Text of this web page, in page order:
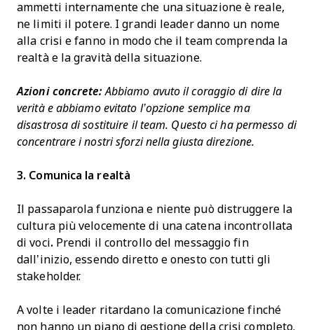
ammetti internamente che una situazione è reale,
ne limiti il potere. I grandi leader danno un nome
alla crisi e fanno in modo che il team comprenda la
realtà e la gravità della situazione.
Azioni concrete: Abbiamo avuto il coraggio di dire la
verità e abbiamo evitato l’opzione semplice ma
disastrosa di sostituire il team. Questo ci ha permesso di
concentrare i nostri sforzi nella giusta direzione.
3. Comunica la realtà
Il passaparola funziona e niente può distruggere la
cultura più velocemente di una catena incontrollata
di voci. Prendi il controllo del messaggio fin
dall’inizio, essendo diretto e onesto con tutti gli
stakeholder.
A volte i leader ritardano la comunicazione finché
non hanno un piano di gestione della crisi completo.